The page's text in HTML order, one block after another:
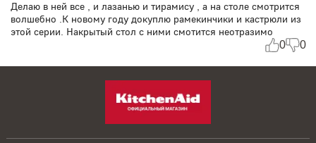
Делаю в ней все , и лазанью и тирамису , а на столе смотрится
волшебно .К новому году докуплю рамекинчики и кастрюли из
этой серии. Накрытый стол с ними смотится неотразимо
0 0